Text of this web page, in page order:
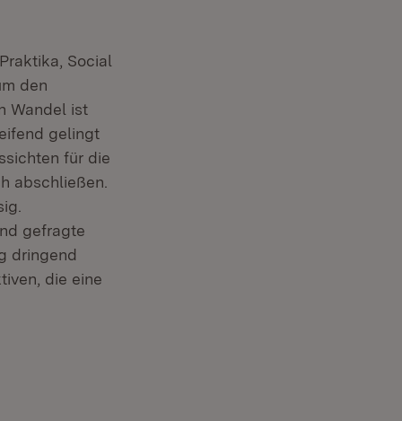
Social
den
Wandel ist
gelingt
für die
abschließen.
gefragte
dringend
die eine